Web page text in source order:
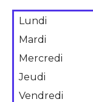
Lundi
Mardi
Mercredi
Jeudi
Vendredi